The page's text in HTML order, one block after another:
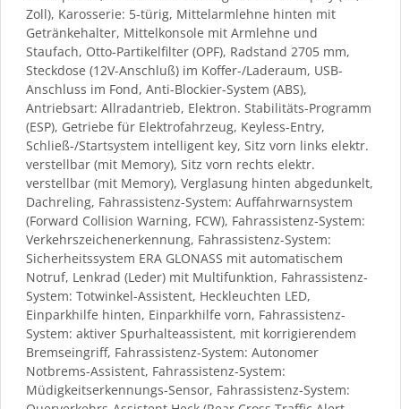
Zoll), Karosserie: 5-türig, Mittelarmlehne hinten mit
Getränkehalter, Mittelkonsole mit Armlehne und
Staufach, Otto-Partikelfilter (OPF), Radstand 2705 mm,
Steckdose (12V-Anschluß) im Koffer-/Laderaum, USB-
Anschluss im Fond, Anti-Blockier-System (ABS),
Antriebsart: Allradantrieb, Elektron. Stabilitäts-Programm
(ESP), Getriebe für Elektrofahrzeug, Keyless-Entry,
Schließ-/Startsystem intelligent key, Sitz vorn links elektr.
verstellbar (mit Memory), Sitz vorn rechts elektr.
verstellbar (mit Memory), Verglasung hinten abgedunkelt,
Dachreling, Fahrassistenz-System: Auffahrwarnsystem
(Forward Collision Warning, FCW), Fahrassistenz-System:
Verkehrszeichenerkennung, Fahrassistenz-System:
Sicherheitssystem ERA GLONASS mit automatischem
Notruf, Lenkrad (Leder) mit Multifunktion, Fahrassistenz-
System: Totwinkel-Assistent, Heckleuchten LED,
Einparkhilfe hinten, Einparkhilfe vorn, Fahrassistenz-
System: aktiver Spurhalteassistent, mit korrigierendem
Bremseingriff, Fahrassistenz-System: Autonomer
Notbrems-Assistent, Fahrassistenz-System:
Müdigkeitserkennungs-Sensor, Fahrassistenz-System: